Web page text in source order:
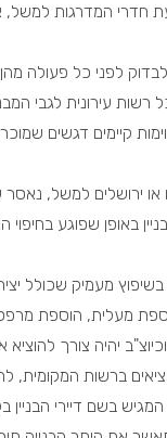
חדרי המדרגות למשל,
לפני כל פעולה
עירונית לגבי
קיימים דגשים
או ירושלים למשל,
באופן שפוגע בחיפוי
מעמיק שכולל
מעלית, הוספת
יהיה צורך להוציא
ברשות המקומית,
בשם דיירי הבניין